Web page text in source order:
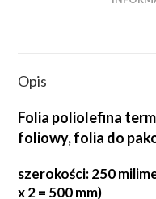
Opis
Folia poliolefina
foliowy, folia do
szerokości: 250
x 2 = 500 mm)